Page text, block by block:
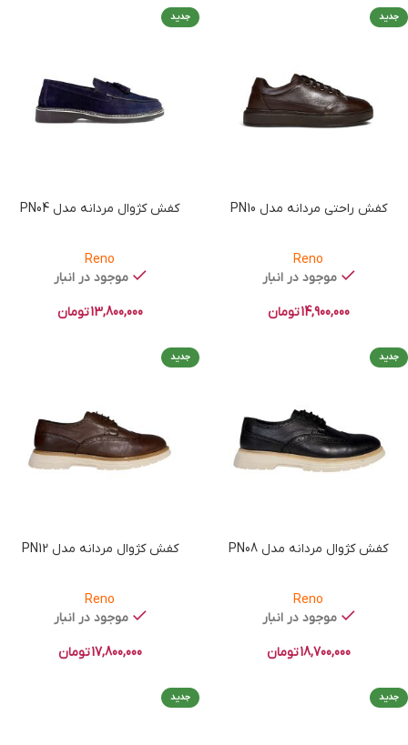
جدید
کفش راحتی مردانه مدل PN10
Reno
موجود در انبار
14,900,000تومان
جدید
کفش کژوال مردانه مدل PN04
Reno
موجود در انبار
13,800,000تومان
جدید
کفش کژوال مردانه مدل PN08
Reno
موجود در انبار
18,700,000تومان
جدید
کفش کژوال مردانه مدل PN12
Reno
موجود در انبار
17,800,000تومان
جدید جدید